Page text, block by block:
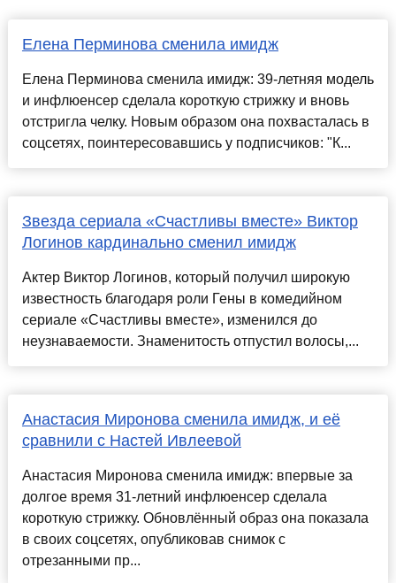
Елена Перминова сменила имидж
Елена Перминова сменила имидж: 39-летняя модель
и инфлюенсер сделала короткую стрижку и вновь
отстригла челку. Новым образом она похвасталась в
соцсетях, поинтересовавшись у подписчиков: "К...
Звезда сериала «Счастливы вместе» Виктор
Логинов кардинально сменил имидж
Актер Виктор Логинов, который получил широкую
известность благодаря роли Гены в комедийном
сериале «Счастливы вместе», изменился до
неузнаваемости. Знаменитость отпустил волосы,...
Анастасия Миронова сменила имидж, и её
сравнили с Настей Ивлеевой
Анастасия Миронова сменила имидж: впервые за
долгое время 31-летний инфлюенсер сделала
короткую стрижку. Обновлённый образ она показала
в своих соцсетях, опубликовав снимок с
отрезанными пр...